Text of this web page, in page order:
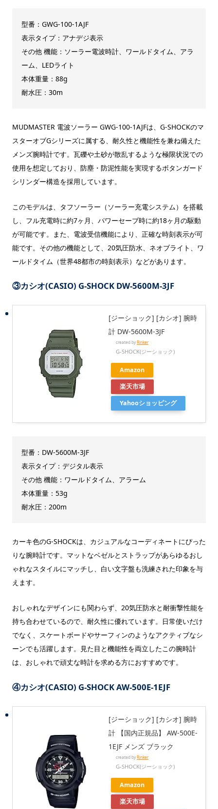
型番：GWG-100-1AJF
表示タイプ：アナデジ表示
その他 機能：ソーラー電波時計、ワールドタイム、アラ
ーム、LEDライト
本体重量：88g
耐水圧：30m
MUDMASTER 電波ソーラー GWG-100-1AJFは、G-SHOCKのマ
スターオブGシリーズに属する、耐久性と機能性を兼ね備えた
メンズ腕時計です。瓦礫や土砂が散乱するような極限状況での
使用を想定しており、防塵・防泥性能を実現するボタンガード
シリンダー構造を採用しています。
このモデルは、タフソーラー（ソーラー充電システム）を搭載
し、フル充電時に約7ヶ月、パワーセーブ時に約18ヶ月の駆動
が可能です。また、電波受信機能により、正確な時刻表示が可
能です。その他の機能として、20気圧防水、ネオブライト、ワ
ールドタイム（世界48都市の時刻表示）などがあります。
③カシオ(CASIO) G-SHOCK DW-5600M-3JF
[ジーショック] [カシオ] 腕時
計 DW-5600M-3JF
created byRinker
G-SHOCK(ジーショック)
Amazon
楽天市場
Yahooショッピング
型番：DW-5600M-3JF
表示タイプ：デジタル表示
その他 機能：ワールドタイム、アラーム
本体重量：53g
耐水圧：200m
カーキ色のG-SHOCKは、カジュアルなコーディネートにぴった
りな腕時計です。マットなベゼルとストラップがあらゆるおし
ゃれなスタイルにマッチし、白い文字盤も洗練された印象を与
えます。
おしゃれなデザインにも関わらず、20気圧防水と耐衝撃性能を
持ち合わせているので、耐久性に優れています。日常使いだけ
でなく、スケートボードやサーフィンのようなアクティブなシ
ーンでも活躍します。見た目と機能性を両立したこの腕時計
は、おしゃれで頑丈な時計を求める方におすすめです。
④カシオ(CASIO) G-SHOCK AW-500E-1EJF
[ジーショック] [カシオ] 腕時
計 【国内正規品】 AW-500E-
1EJF メンズ ブラック
created byRinker
G-SHOCK(ジーショック)
Amazon
楽天市場